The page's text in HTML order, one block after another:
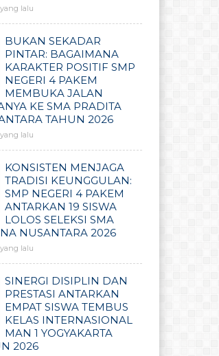
lalu
BUKAN SEKADAR
PINTAR: BAGAIMANA
KARAKTER POSITIF SMP
NEGERI 4 PAKEM
MEMBUKA JALAN
KE SMA PRADITA
TAHUN 2026
lalu
KONSISTEN MENJAGA
TRADISI KEUNGGULAN:
SMP NEGERI 4 PAKEM
ANTARKAN 19 SISWA
LOLOS SELEKSI SMA
NUSANTARA 2026
lalu
SINERGI DISIPLIN DAN
PRESTASI ANTARKAN
EMPAT SISWA TEMBUS
KELAS INTERNASIONAL
MAN 1 YOGYAKARTA
2026